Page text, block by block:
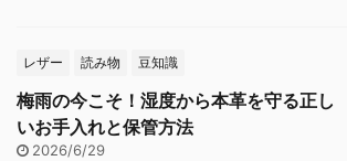
レザー 読み物 豆知識
梅雨の今こそ！湿度から本革を守る正し
いお手入れと保管方法
2026/6/29